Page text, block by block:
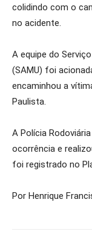
colidindo com o
no acidente.
A equipe do
(SAMU) foi
encaminhou a
Paulista.
A Polícia
ocorrência e
foi registrado no
Por Henrique